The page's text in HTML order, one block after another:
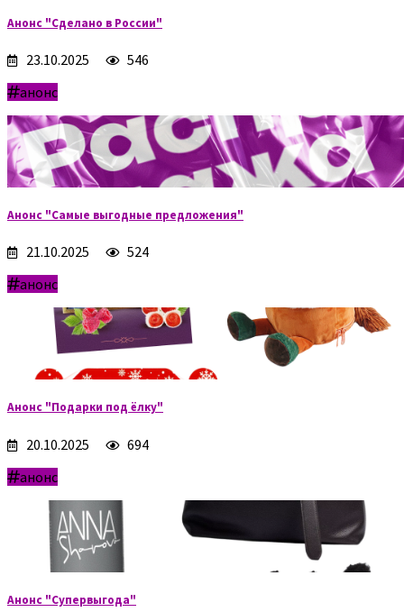
Анонс "Сделано в России"
23.10.2025
546
анонс
Анонс "Самые выгодные предложения"
21.10.2025
524
анонс
Анонс "Подарки под ёлку"
20.10.2025
694
анонс
Анонс "Супервыгода"